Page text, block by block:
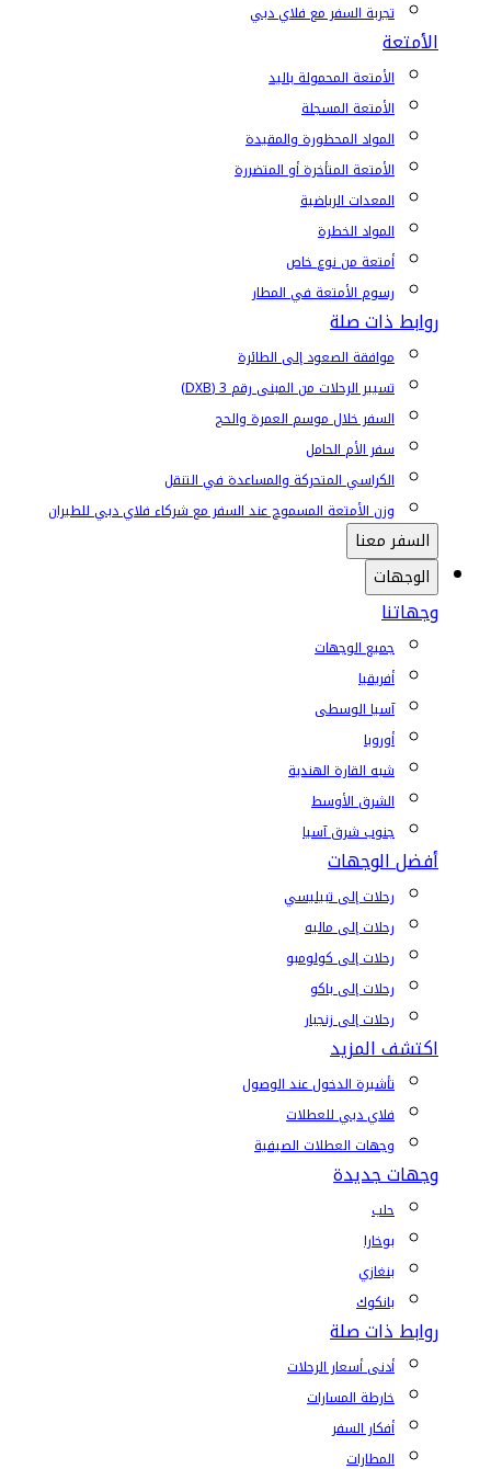
تجربة السفر مع فلاي دبي
الأمتعة
الأمتعة المحمولة باليد
الأمتعة المسجلة
المواد المحظورة والمقيدة
الأمتعة المتأخرة أو المتضررة
المعدات الرياضية
المواد الخطرة
أمتعة من نوع خاص
رسوم الأمتعة في المطار
روابط ذات صلة
موافقة الصعود إلى الطائرة
تسيير الرحلات من المبنى رقم 3 (DXB)
السفر خلال موسم العمرة والحج
سفر الأم الحامل
الكراسي المتحركة والمساعدة في التنقل
وزن الأمتعة المسموح عند السفر مع شركاء فلاي دبي للطيران
السفر معنا
الوجهات
وجهاتنا
جميع الوجهات
أفريقيا
آسيا الوسطى
أوروبا
شبه القارة الهندية
الشرق الأوسط
جنوب شرق آسيا
أفضل الوجهات
رحلات إلى تبيليسي
رحلات إلى ماليه
رحلات إلى كولومبو
رحلات إلى باكو
رحلات إلى زنجبار
اكتشف المزيد
تأشيرة الدخول عند الوصول
فلاي دبي للعطلات
وجهات العطلات الصيفية
وجهات جديدة
حلب
بوخارا
بنغازي
بانكوك
روابط ذات صلة
أدنى أسعار الرحلات
خارطة المسارات
أفكار السفر
المطارات